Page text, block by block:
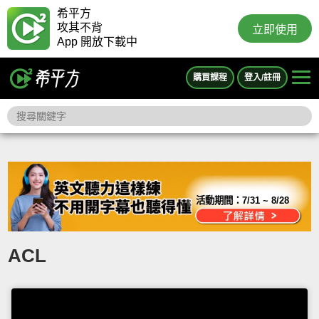
希平方
攻其不背
App 開放下載中
立即使用
購買課程 登入/註冊
活動期間：7/31 ~ 8/28
ACL